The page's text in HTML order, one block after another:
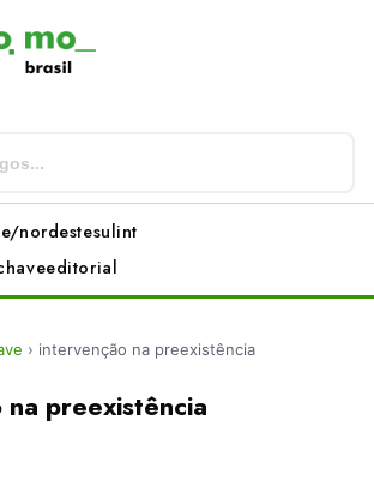
nordestesulint
editorial
› intervenção na preexistência
preexistência